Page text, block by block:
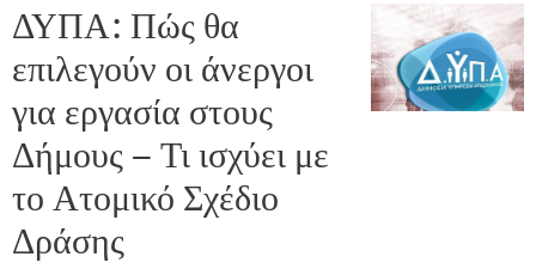
ΔΥΠΑ: Πώς θα
επιλεγούν οι άνεργοι
για εργασία στους
Δήμους – Τι ισχύει με
το Ατομικό Σχέδιο
Δράσης